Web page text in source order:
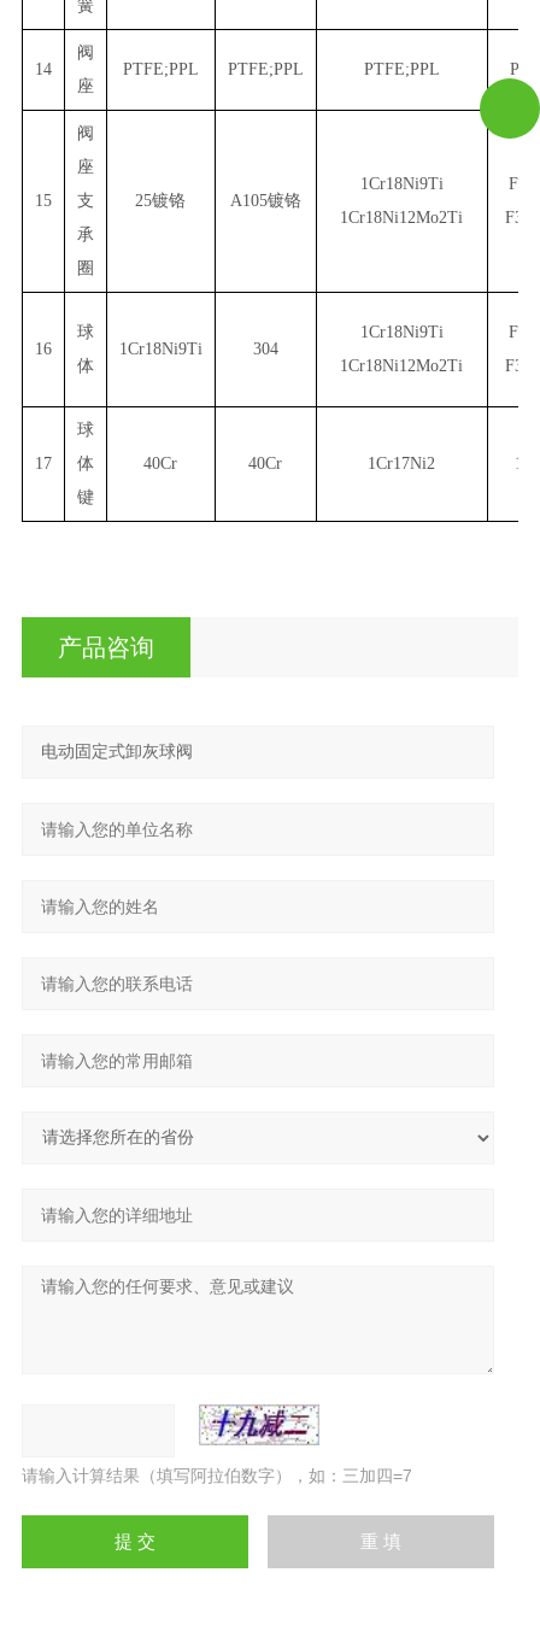
簧
14
阀
座
PTFE;PPL PTFE;PPL PTFE;PPL
15
阀
座
支
承
圈
25镀铬 A105镀铬
1Cr18Ni9Ti
1Cr18Ni12Mo2Ti
16
球
体
1Cr18Ni9Ti 304
1Cr18Ni9Ti
1Cr18Ni12Mo2Ti
17
球
体
键
40Cr 40Cr 1Cr17Ni2
产品咨询
请输入计算结果（填写阿拉伯数字），如：三加四=7